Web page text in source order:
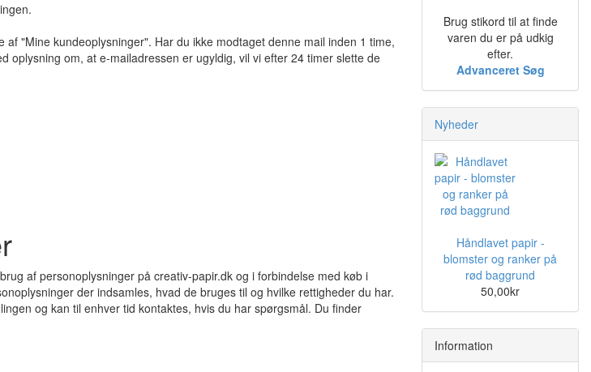
"Mine kundeoplysninger". Har du ikke modtaget denne mail inden 1 time,
oplysning om, at e-mailadressen er ugyldig, vil vi efter 24 timer slette de
af personoplysninger på creativ-papir.dk og i forbindelse med køb i
der indsamles, hvad de bruges til og hvilke rettigheder du har.
og kan til enhver tid kontaktes, hvis du har spørgsmål. Du finder
Brug stikord til at finde
varen du er på udkig
efter.
Advanceret Søg
Nyheder
Håndlavet papir -
blomster og ranker på
rød baggrund
50,00kr
Information